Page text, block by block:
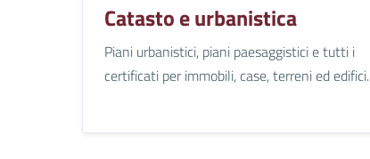
Catasto e urbanistica
Piani urbanistici, piani paesaggistici e tutti i
certificati per immobili, case, terreni ed edifici.